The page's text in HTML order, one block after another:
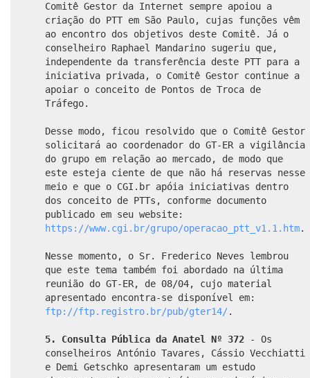
Comitê Gestor da Internet sempre apoiou a
criação do PTT em São Paulo, cujas funções vêm
ao encontro dos objetivos deste Comitê. Já o
conselheiro Raphael Mandarino sugeriu que,
independente da transferência deste PTT para a
iniciativa privada, o Comitê Gestor continue a
apoiar o conceito de Pontos de Troca de
Tráfego.
Desse modo, ficou resolvido que o Comitê Gestor
solicitará ao coordenador do GT-ER a vigilância
do grupo em relação ao mercado, de modo que
este esteja ciente de que não há reservas nesse
meio e que o CGI.br apóia iniciativas dentro
dos conceito de PTTs, conforme documento
publicado em seu website:
https://www.cgi.br/grupo/operacao_ptt_v1.1.htm.
Nesse momento, o Sr. Frederico Neves lembrou
que este tema também foi abordado na última
reunião do GT-ER, de 08/04, cujo material
apresentado encontra-se disponível em:
ftp://ftp.registro.br/pub/gter14/.
5. Consulta Pública da Anatel Nº 372 - Os
conselheiros António Tavares, Cássio Vecchiatti
e Demi Getschko apresentaram um estudo